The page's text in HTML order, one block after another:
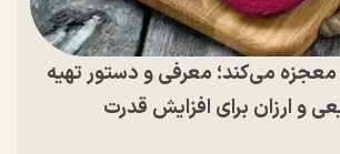
می‌کند؛ معرفی و دستور تهیه
و ارزان برای افزایش قدرت